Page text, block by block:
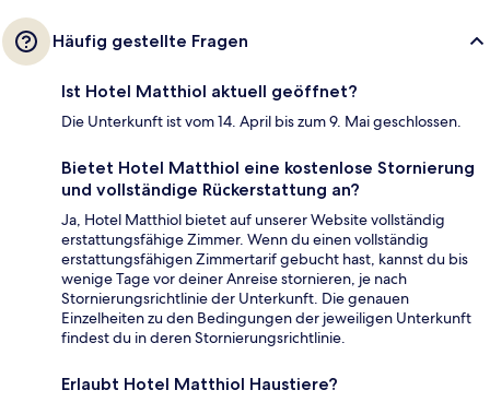
Häufig gestellte Fragen
Ist Hotel Matthiol aktuell geöffnet?
Die Unterkunft ist vom 14. April bis zum 9. Mai geschlossen.
Bietet Hotel Matthiol eine kostenlose Stornierung
und vollständige Rückerstattung an?
Ja, Hotel Matthiol bietet auf unserer Website vollständig
erstattungsfähige Zimmer. Wenn du einen vollständig
erstattungsfähigen Zimmertarif gebucht hast, kannst du bis
wenige Tage vor deiner Anreise stornieren, je nach
Stornierungsrichtlinie der Unterkunft. Die genauen
Einzelheiten zu den Bedingungen der jeweiligen Unterkunft
findest du in deren Stornierungsrichtlinie.
Erlaubt Hotel Matthiol Haustiere?